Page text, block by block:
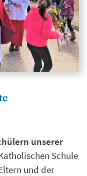
unserer
Schule
und der